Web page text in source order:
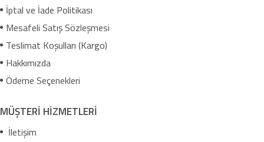
İptal ve İade Politikası
Mesafeli Satış Sözleşmesi
Teslimat Koşulları (Kargo)
Hakkımızda
Ödeme Seçenekleri
MÜŞTERİ HİZMETLERİ
İletişim